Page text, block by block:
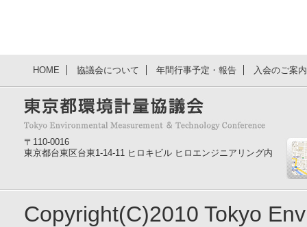
HOME 協議会について 年間行事予定・報告 入会のご案
〒110-0016
東京都台東区台東1-14-11 ヒロキビル ヒロエンジニアリング内
Copyright(C)2010 Tokyo